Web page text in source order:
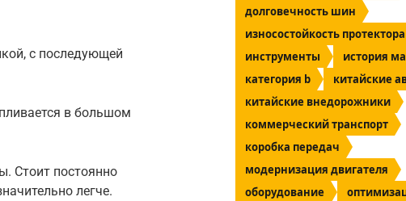
с последующей
в большом
Стоит постоянно
легче.
долговечность шин
износостойкость протектора
инструменты
история
категория b
китайские
китайские внедорожники
коммерческий транспорт
коробка передач
модернизация двигателя
оборудование